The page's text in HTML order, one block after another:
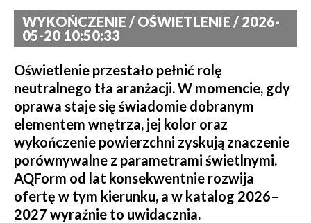
WYKOŃCZENIE / OŚWIETLENIE / 2026-
05-20 10:50:33
Oświetlenie przestało pełnić rolę
neutralnego tła aranżacji. W momencie, gdy
oprawa staje się świadomie dobranym
elementem wnętrza, jej kolor oraz
wykończenie powierzchni zyskują znaczenie
porównywalne z parametrami świetlnymi.
AQForm od lat konsekwentnie rozwija
ofertę w tym kierunku, a w katalog 2026–
2027 wyraźnie to uwidacznia.